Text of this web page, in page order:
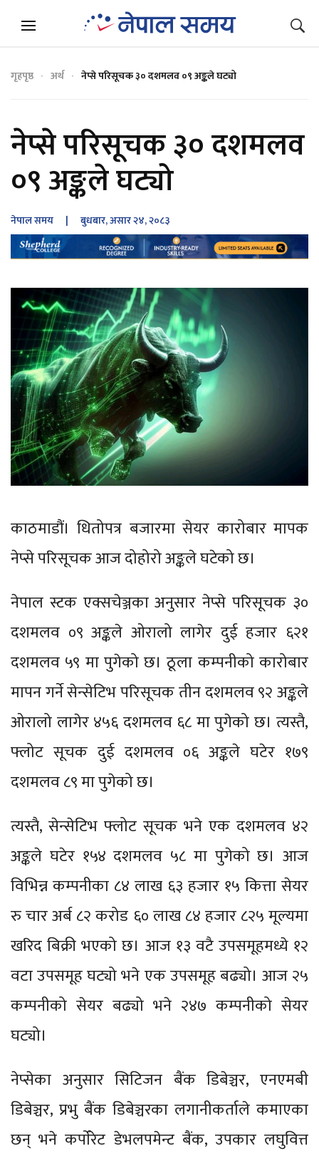
गृहपृष्ठ अर्थ नेप्से परिसूचक ३० दशमलव ०९ अङ्कले घट्यो
नेप्से परिसूचक ३० दशमलव
०९ अङ्कले घट्यो
नेपाल समय | बुधबार, असार २४, २०८३
काठमाडौं। धितोपत्र बजारमा सेयर कारोबार मापक
नेप्से परिसूचक आज दोहोरो अङ्कले घटेको छ।
नेपाल स्टक एक्सचेञ्जका अनुसार नेप्से परिसूचक ३०
दशमलव ०९ अङ्कले ओरालो लागेर दुई हजार ६२१
दशमलव ५९ मा पुगेको छ। ठूला कम्पनीको कारोबार
मापन गर्ने सेन्सेटिभ परिसूचक तीन दशमलव ९२ अङ्कले
ओरालो लागेर ४५६ दशमलव ६८ मा पुगेको छ। त्यस्तै,
फ्लोट सूचक दुई दशमलव ०६ अङ्कले घटेर १७९
दशमलव ८९ मा पुगेको छ।
त्यस्तै, सेन्सेटिभ फ्लोट सूचक भने एक दशमलव ४२
अङ्कले घटेर १५४ दशमलव ५८ मा पुगेको छ। आज
विभिन्न कम्पनीका ८४ लाख ६३ हजार १५ कित्ता सेयर
रु चार अर्ब ८२ करोड ६० लाख ८४ हजार ८२५ मूल्यमा
खरिद बिक्री भएको छ। आज १३ वटै उपसमूहमध्ये १२
वटा उपसमूह घट्यो भने एक उपसमूह बढ्यो। आज २५
कम्पनीको सेयर बढ्यो भने २४७ कम्पनीको सेयर
घट्यो।
नेप्सेका अनुसार सिटिजन बैंक डिबेञ्चर, एनएमबी
डिबेञ्चर, प्रभु बैंक डिबेञ्चरका लगानीकर्ताले कमाएका
छन् भने कर्पाेरेट डेभलपमेन्ट बैंक, उपकार लघुवित्त